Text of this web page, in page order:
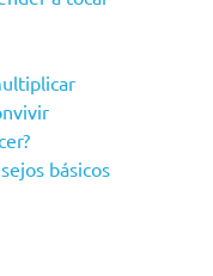
básicos